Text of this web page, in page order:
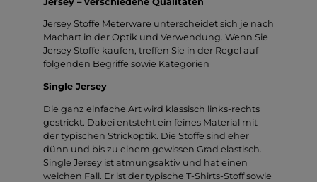
Jersey Stoffe Meterware unterscheidet sich je nach
Machart in der Optik und Verwendung. Wenn Sie
Jersey Stoffe kaufen, treffen Sie in der Regel auf
folgenden Begriffe sowie Kategorien
Single Jersey
Die ganz einfache Art wird klassisch links-rechts
gestrickt. Dabei entsteht ein feines Material mit
der typischen Strickoptik. Die Stoffe sind eher
dünn und bis zu einem gewissen Grad elastisch.
Single Jersey ist atmungsaktiv und hat einen
weichen Fall. Er ist der typische T-Shirts-Stoff sowie